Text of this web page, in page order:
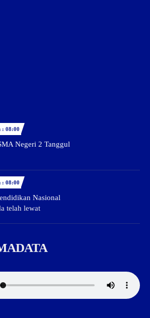
: 08:00
Negeri 2 Tanggul
: 08:00
Nasional
telah lewat